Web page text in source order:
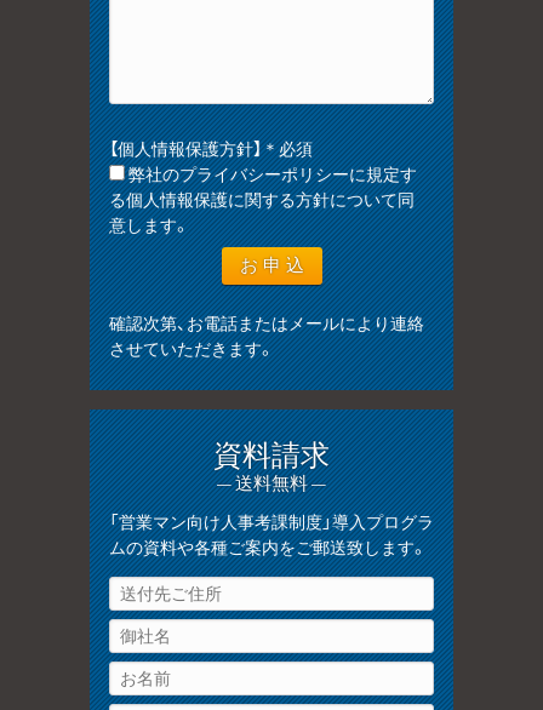
【個人情報保護方針】＊必須
弊社のプライバシーポリシーに規定す
る個人情報保護に関する方針について同
意します。
確認次第、お電話またはメールにより連絡
させていただきます。
資料請求
— 送料無料 —
「営業マン向け人事考課制度」導入プログラ
ムの資料や各種ご案内をご郵送致します。